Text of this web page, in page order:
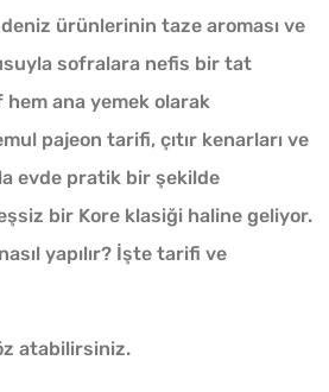
ürünlerinin taze aroması ve
sofralara nefis bir tat
hem ana yemek olarak
pajeon tarifi, çıtır kenarları ve
evde pratik bir şekilde
bir Kore klasiği haline geliyor.
yapılır? İşte tarifi ve
atabilirsiniz.